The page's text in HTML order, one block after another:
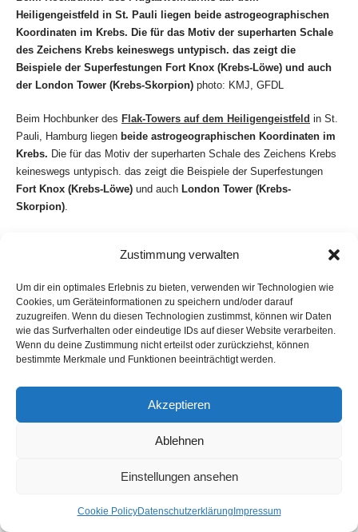
Zustimmung verwalten
Um dir ein optimales Erlebnis zu bieten, verwenden wir Technologien wie
Cookies, um Geräteinformationen zu speichern und/oder darauf
zuzugreifen. Wenn du diesen Technologien zustimmst, können wir Daten
wie das Surfverhalten oder eindeutige IDs auf dieser Website verarbeiten.
Wenn du deine Zustimmung nicht erteilst oder zurückziehst, können
bestimmte Merkmale und Funktionen beeinträchtigt werden.
Akzeptieren
Ablehnen
Einstellungen ansehen
Cookie PolicyDatenschutzerklärung Impressum
Heiligengeistfeld in St. Pauli liegen beide astrogeographischen
Koordinaten im Krebs. Die für das Motiv der superharten Schale
des Zeichens Krebs keineswegs untypisch. das zeigt die
Beispiele der Superfestungen Fort Knox (Krebs-Löwe) und auch
der London Tower (Krebs-Skorpion) photo: KMJ, GFDL
Beim Hochbunker des Flak-Towers auf dem Heiligengeistfeld in St.
Pauli, Hamburg liegen beide astrogeographischen Koordinaten im
Krebs. Die für das Motiv der superharten Schale des Zeichens Krebs
keineswegs untypisch. das zeigt die Beispiele der Superfestungen
Fort Knox (Krebs-Löwe) und auch London Tower (Krebs-
Skorpion).
Beim Hagymatikum Thermalbad in Makó, Ungarn liegen beide
astrogeographischen Koordinaten im Wasserzeichen Krebs (FL 3
– nähere Umgebung)ph: Elekes Andor, ccbysa4.0
Beim 2012 eröffnetenHagymatikum (Hagyma = Zwiebel)
Krebs (Quellen, Flüsse, Seen, Ufer, Krabben,
Geschlechtsorgane, Muttermilch, Kindheit,
Imre Makoweczgeboren am 20. November 1935 mit